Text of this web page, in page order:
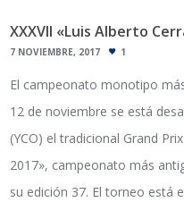
XXXVII «Luis Alberto
7 NOVIEMBRE, 2017 1
El campeonato monotipo
12 de noviembre se está
(YCO) el tradicional Grand
2017», campeonato más
su edición 37. El torneo está